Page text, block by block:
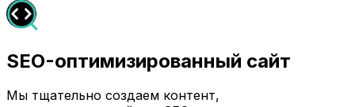
SEO-оптимизированный сайт
Мы тщательно создаем контент,